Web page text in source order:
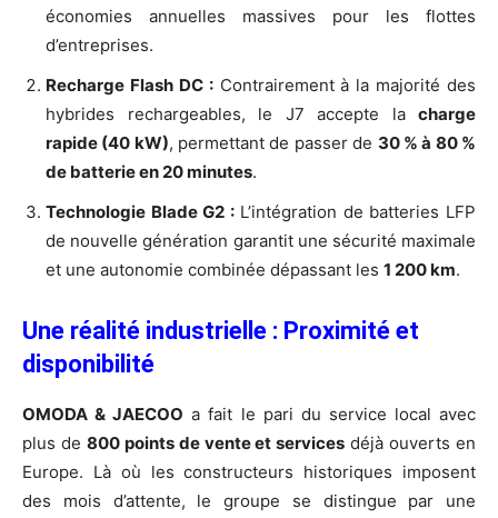
économies annuelles massives pour les flottes
d’entreprises.
Recharge Flash DC :Contrairement à la majorité des
hybrides rechargeables, le J7 accepte la charge
rapide (40 kW), permettant de passer de 30 % à 80 %
de batterie en 20 minutes.
Technologie Blade G2 :L’intégration de batteries LFP
de nouvelle génération garantit une sécurité maximale
et une autonomie combinée dépassant les 1 200 km.
Une réalité industrielle : Proximité et
disponibilité
OMODA & JAECOO a fait le pari du service local avec
plus de 800 points de vente et services déjà ouverts en
Europe. Là où les constructeurs historiques imposent
des mois d’attente, le groupe se distingue par une